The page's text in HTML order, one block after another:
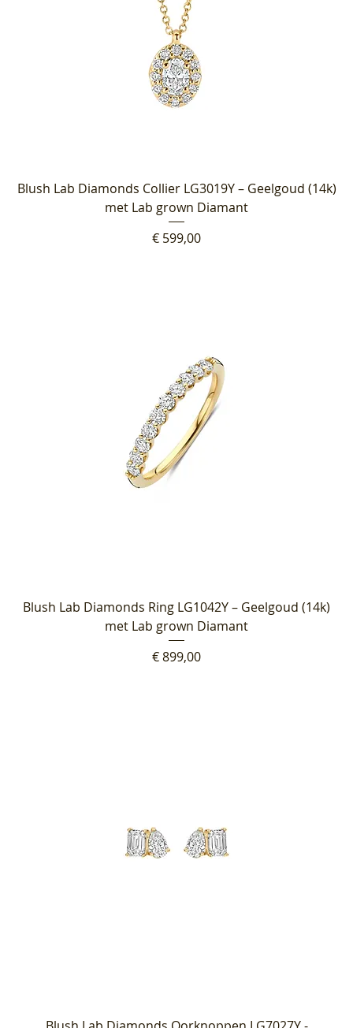
Blush Lab Diamonds Collier LG3019Y – Geelgoud (14k)
met Lab grown Diamant
Prijs
€ 599,00
Blush Lab Diamonds Ring LG1042Y – Geelgoud (14k)
met Lab grown Diamant
Prijs
€ 899,00